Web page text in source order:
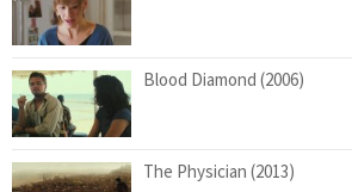
Blood Diamond (2006)
The Physician (2013)